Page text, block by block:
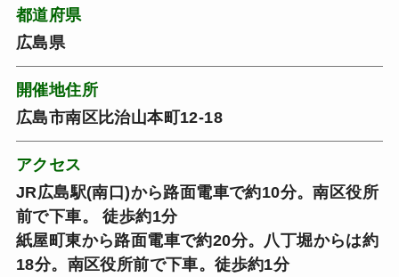
都道府県
広島県
開催地住所
広島市南区比治山本町12-18
アクセス
JR広島駅(南口)から路面電車で約10分。南区役所
前で下車。 徒歩約1分
紙屋町東から路面電車で約20分。八丁堀からは約
18分。南区役所前で下車。徒歩約1分